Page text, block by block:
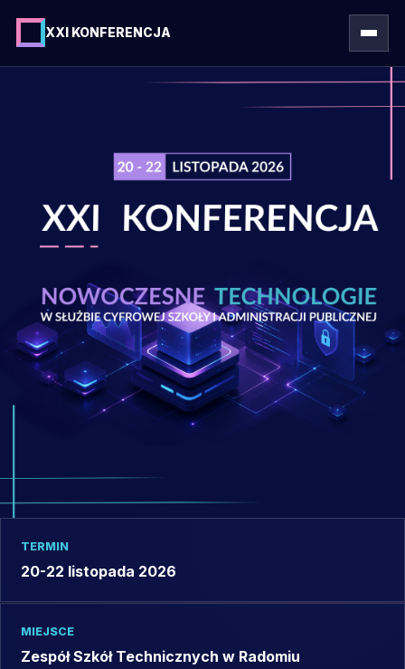
XXI KONFERENCJA
TERMIN
20-22 listopada 2026
MIEJSCE
Zespół Szkół Technicznych w Radomiu